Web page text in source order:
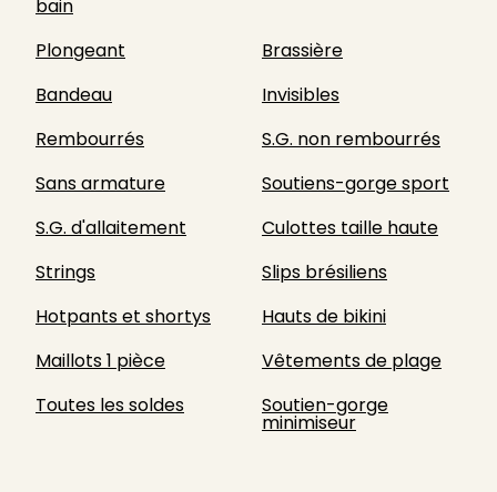
bain
Plongeant
Brassière
Bandeau
Invisibles
Rembourrés
S.G. non rembourrés
Sans armature
Soutiens-gorge sport
S.G. d'allaitement
Culottes taille haute
Strings
Slips brésiliens
Hotpants et shortys
Hauts de bikini
Maillots 1 pièce
Vêtements de plage
Toutes les soldes
Soutien-gorge
minimiseur